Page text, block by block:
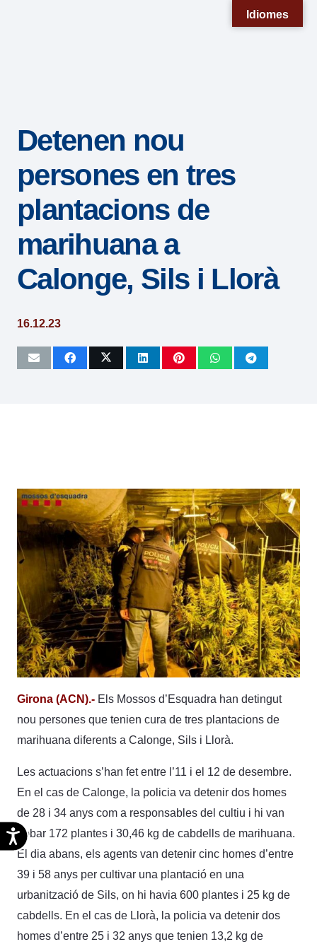
sistema
accesibilidad.
Accesibilidad
Detenen nou
persones en tres
plantacions de
marihuana a
Calonge, Sils i Llorà
16.12.23
Girona (ACN).- Els Mossos d’Esquadra han detingut
nou persones que tenien cura de tres plantacions de
marihuana diferents a Calonge, Sils i Llorà.
Les actuacions s’han fet entre l’11 i el 12 de desembre.
En el cas de Calonge, la policia va detenir dos homes
de 28 i 34 anys com a responsables del cultiu i hi van
trobar 172 plantes i 30,46 kg de cabdells de marihuana.
El dia abans, els agents van detenir cinc homes d’entre
39 i 58 anys per cultivar una plantació en una
urbanització de Sils, on hi havia 600 plantes i 25 kg de
cabdells. En el cas de Llorà, la policia va detenir dos
homes d’entre 25 i 32 anys que tenien 13,2 kg de
Idiomes